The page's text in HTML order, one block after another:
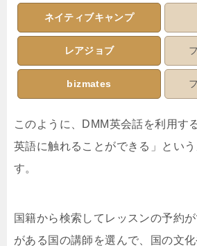
ネイティブキャンプ
レアジョブ
bizmates
このように、DMM英会話を利用す
英語に触れることができる」とい
す。
国籍から検索してレッスンの予約
がある国の講師を選んで、国の文